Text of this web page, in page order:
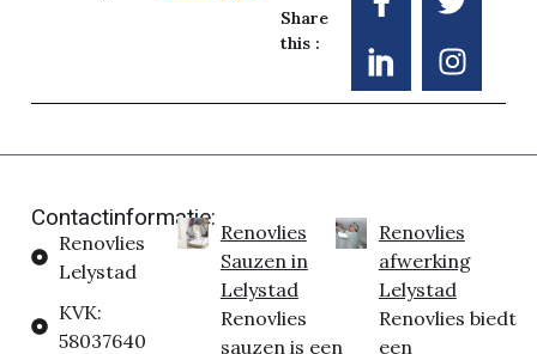
Share
this :
Contactinformatie:
Renovlies
Lelystad
KVK:
58037640
Renovlies
Sauzen in
Lelystad
Renovlies
sauzen is een
Renovlies
afwerking
Lelystad
Renovlies biedt
een